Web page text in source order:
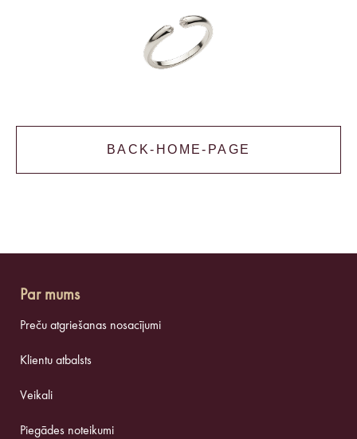
BACK-HOME-PAGE
Par mums
Preču atgriešanas nosacījumi
Klientu atbalsts
Veikali
Piegādes noteikumi